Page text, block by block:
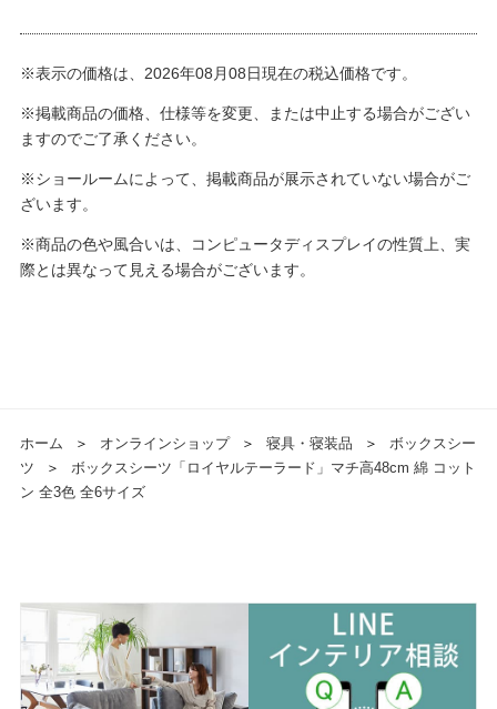
※表示の価格は、2026年08月08日現在の税込価格です。
※掲載商品の価格、仕様等を変更、または中止する場合がござい
ますのでご了承ください。
※ショールームによって、掲載商品が展示されていない場合がご
ざいます。
※商品の色や風合いは、コンピュータディスプレイの性質上、実
際とは異なって見える場合がございます。
ホーム ＞ オンラインショップ ＞ 寝具・寝装品 ＞
ボックスシー
ツ
＞
ボックスシーツ「ロイヤルテーラード」マチ高48cm 綿 コット
ン 全3色 全6サイズ